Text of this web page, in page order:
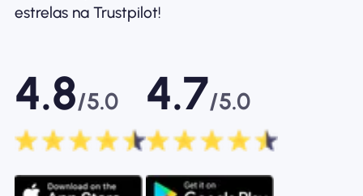
estrelas na Trustpilot!
4.8/5.0 4.7/5.0